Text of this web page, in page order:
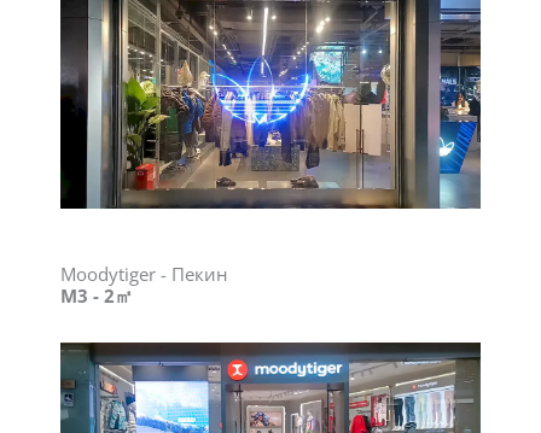
Moodytiger - Пекин
M3 - 2㎡